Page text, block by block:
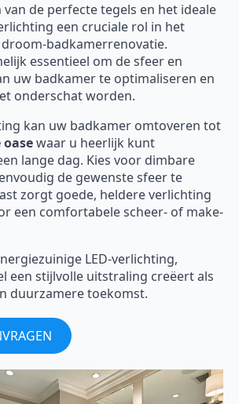
van de perfecte tegels en het ideale
een cruciale rol in het
badkamerrenovatie.
essentieel om de sfeer en
uw badkamer te optimaliseren en
onderschat worden.
kan uw badkamer omtoveren tot
waar u heerlijk kunt
lange dag. Kies voor dimbare
de gewenste sfeer te
zorgt goede, heldere verlichting
een comfortabele scheer- of make-
LED-verlichting,
een stijlvolle uitstraling creëert als
duurzamere toekomst.